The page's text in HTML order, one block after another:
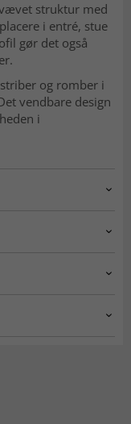
struktur med
i entré, stue
gør det også
og romber i
vendbare design
i
er inspireret af
udtryk.